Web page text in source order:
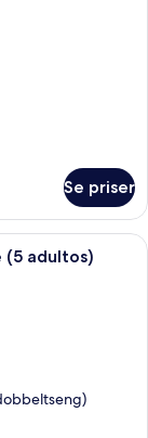
Se priser
gratis Wi-Fi,
adultos)